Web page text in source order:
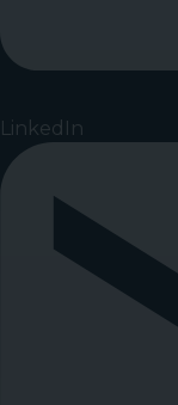
LinkedIn